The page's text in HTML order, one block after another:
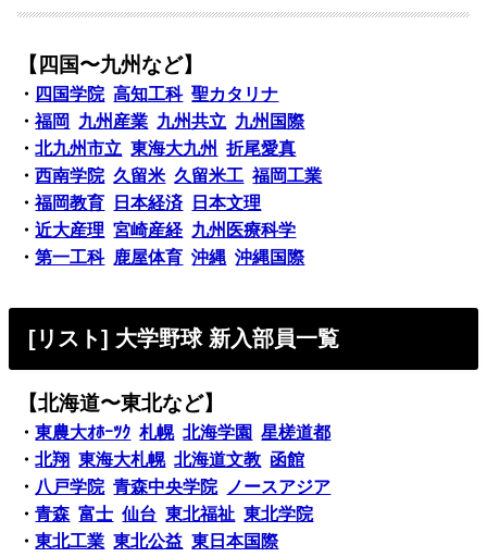
【四国〜九州など】
・ 四国学院 高知工科 聖カタリナ
・福岡 九州産業 九州共立 九州国際
・北九州市立 東海大九州
折尾愛真
・西南学院 久留米 久留米工 福岡工業
・福岡教育 日本経済
日本文理
・近大産理 宮崎産経 九州医療科学
・第一工科 鹿屋体育 沖縄 沖縄国際
[リスト] 大学野球 新入部員一覧
【北海道〜東北など】
・東農大ｵﾎｰﾂｸ 札幌 北海学園
星槎道都
・北翔 東海大札幌 北海道文教 函館
・ 八戸学院 青森中央学院
ノースアジア
・青森 富士 仙台 東北福祉 東北学院
・東北工業 東北公益 東日本国際